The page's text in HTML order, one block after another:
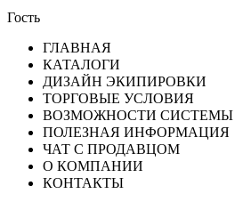
Гость
ГЛАВНАЯ
КАТАЛОГИ
ДИЗАЙН ЭКИПИРОВКИ
ТОРГОВЫЕ УСЛОВИЯ
ВОЗМОЖНОСТИ СИСТЕМЫ
ПОЛЕЗНАЯ ИНФОРМАЦИЯ
ЧАТ С ПРОДАВЦОМ
О КОМПАНИИ
КОНТАКТЫ